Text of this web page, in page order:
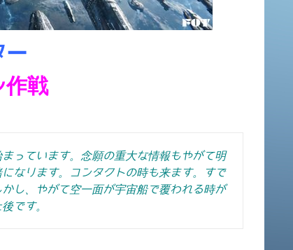
ー
作戦
っています。念願の重大な情報もやがて明
なります。コンタクトの時も来ます。すで
し、やがて空一面が宇宙船で覆われる時が
です。